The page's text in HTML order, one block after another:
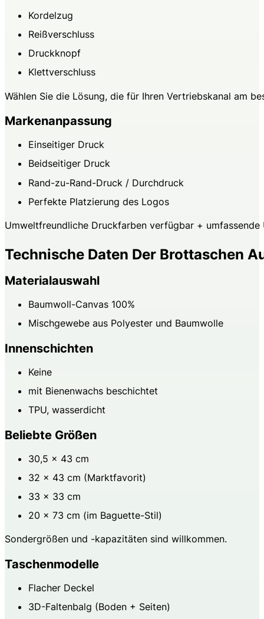
Kordelzug
Reißverschluss
Druckknopf
Klettverschluss
Wählen Sie die Lösung, die für Ihren Vertriebskanal am
Markenanpassung
Einseitiger Druck
Beidseitiger Druck
Rand-zu-Rand-Druck / Durchdruck
Perfekte Platzierung des Logos
Umweltfreundliche Druckfarben verfügbar +
Technische Daten Der Brottaschen
Materialauswahl
Baumwoll-Canvas 100%
Mischgewebe aus Polyester und Baumwolle
Innenschichten
Keine
mit Bienenwachs beschichtet
TPU, wasserdicht
Beliebte Größen
30,5 × 43 cm
32 × 43 cm (Marktfavorit)
33 × 33 cm
20 × 73 cm (im Baguette-Stil)
Sondergrößen und -kapazitäten sind willkommen.
Taschenmodelle
Flacher Deckel
3D-Faltenbalg (Boden + Seiten)